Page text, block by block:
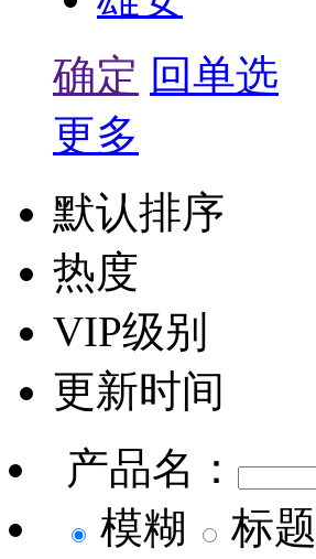
确定 回单选
更多
默认排序
热度
VIP级别
更新时间
产品名：
模糊
标题